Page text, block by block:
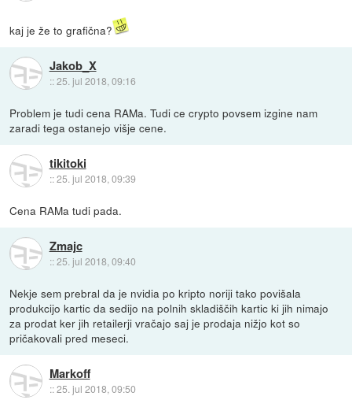
kaj je že to grafična?
Jakob_X
::25. jul 2018, 09:16
Problem je tudi cena RAMa. Tudi ce crypto povsem izgine nam
zaradi tega ostanejo višje cene.
tikitoki
::25. jul 2018, 09:39
Cena RAMa tudi pada.
Zmajc
::25. jul 2018, 09:40
Nekje sem prebral da je nvidia po kripto noriji tako povišala
produkcijo kartic da sedijo na polnih skladiščih kartic ki jih nimajo
za prodat ker jih retailerji vračajo saj je prodaja nižjo kot so
pričakovali pred meseci.
Markoff
::25. jul 2018, 09:50